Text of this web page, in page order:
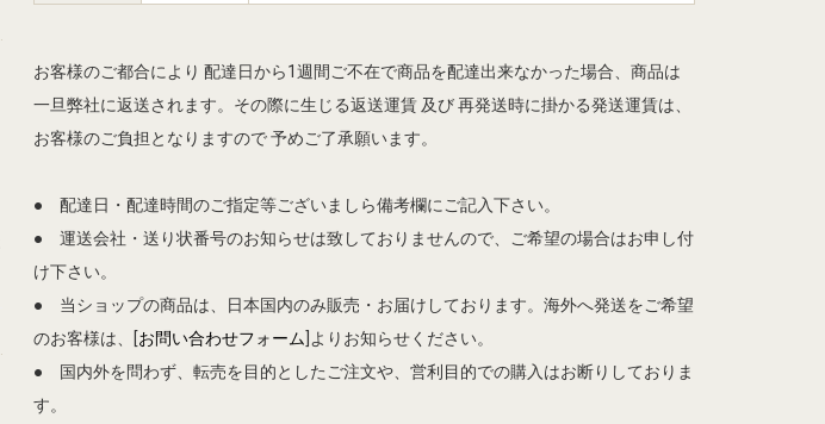
お客様のご都合により 配達日から1週間ご不在で商品を配達出来なかった場合、商品は
一旦弊社に返送されます。その際に生じる返送運賃 及び 再発送時に掛かる発送運賃は、
お客様のご負担となりますので 予めご了承願います。
● 配達日・配達時間のご指定等ございましら備考欄にご記入下さい。
● 運送会社・送り状番号のお知らせは致しておりませんので、ご希望の場合はお申し付
け下さい。
● 当ショップの商品は、日本国内のみ販売・お届けしております。海外へ発送をご希望
のお客様は、[お問い合わせフォーム ]よりお知らせください。
● 国内外を問わず、転売を目的としたご注文や、営利目的での購入はお断りしておりま
す。